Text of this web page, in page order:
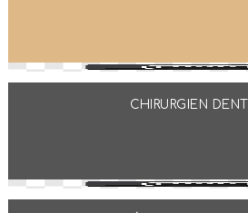
CHIRURGIEN